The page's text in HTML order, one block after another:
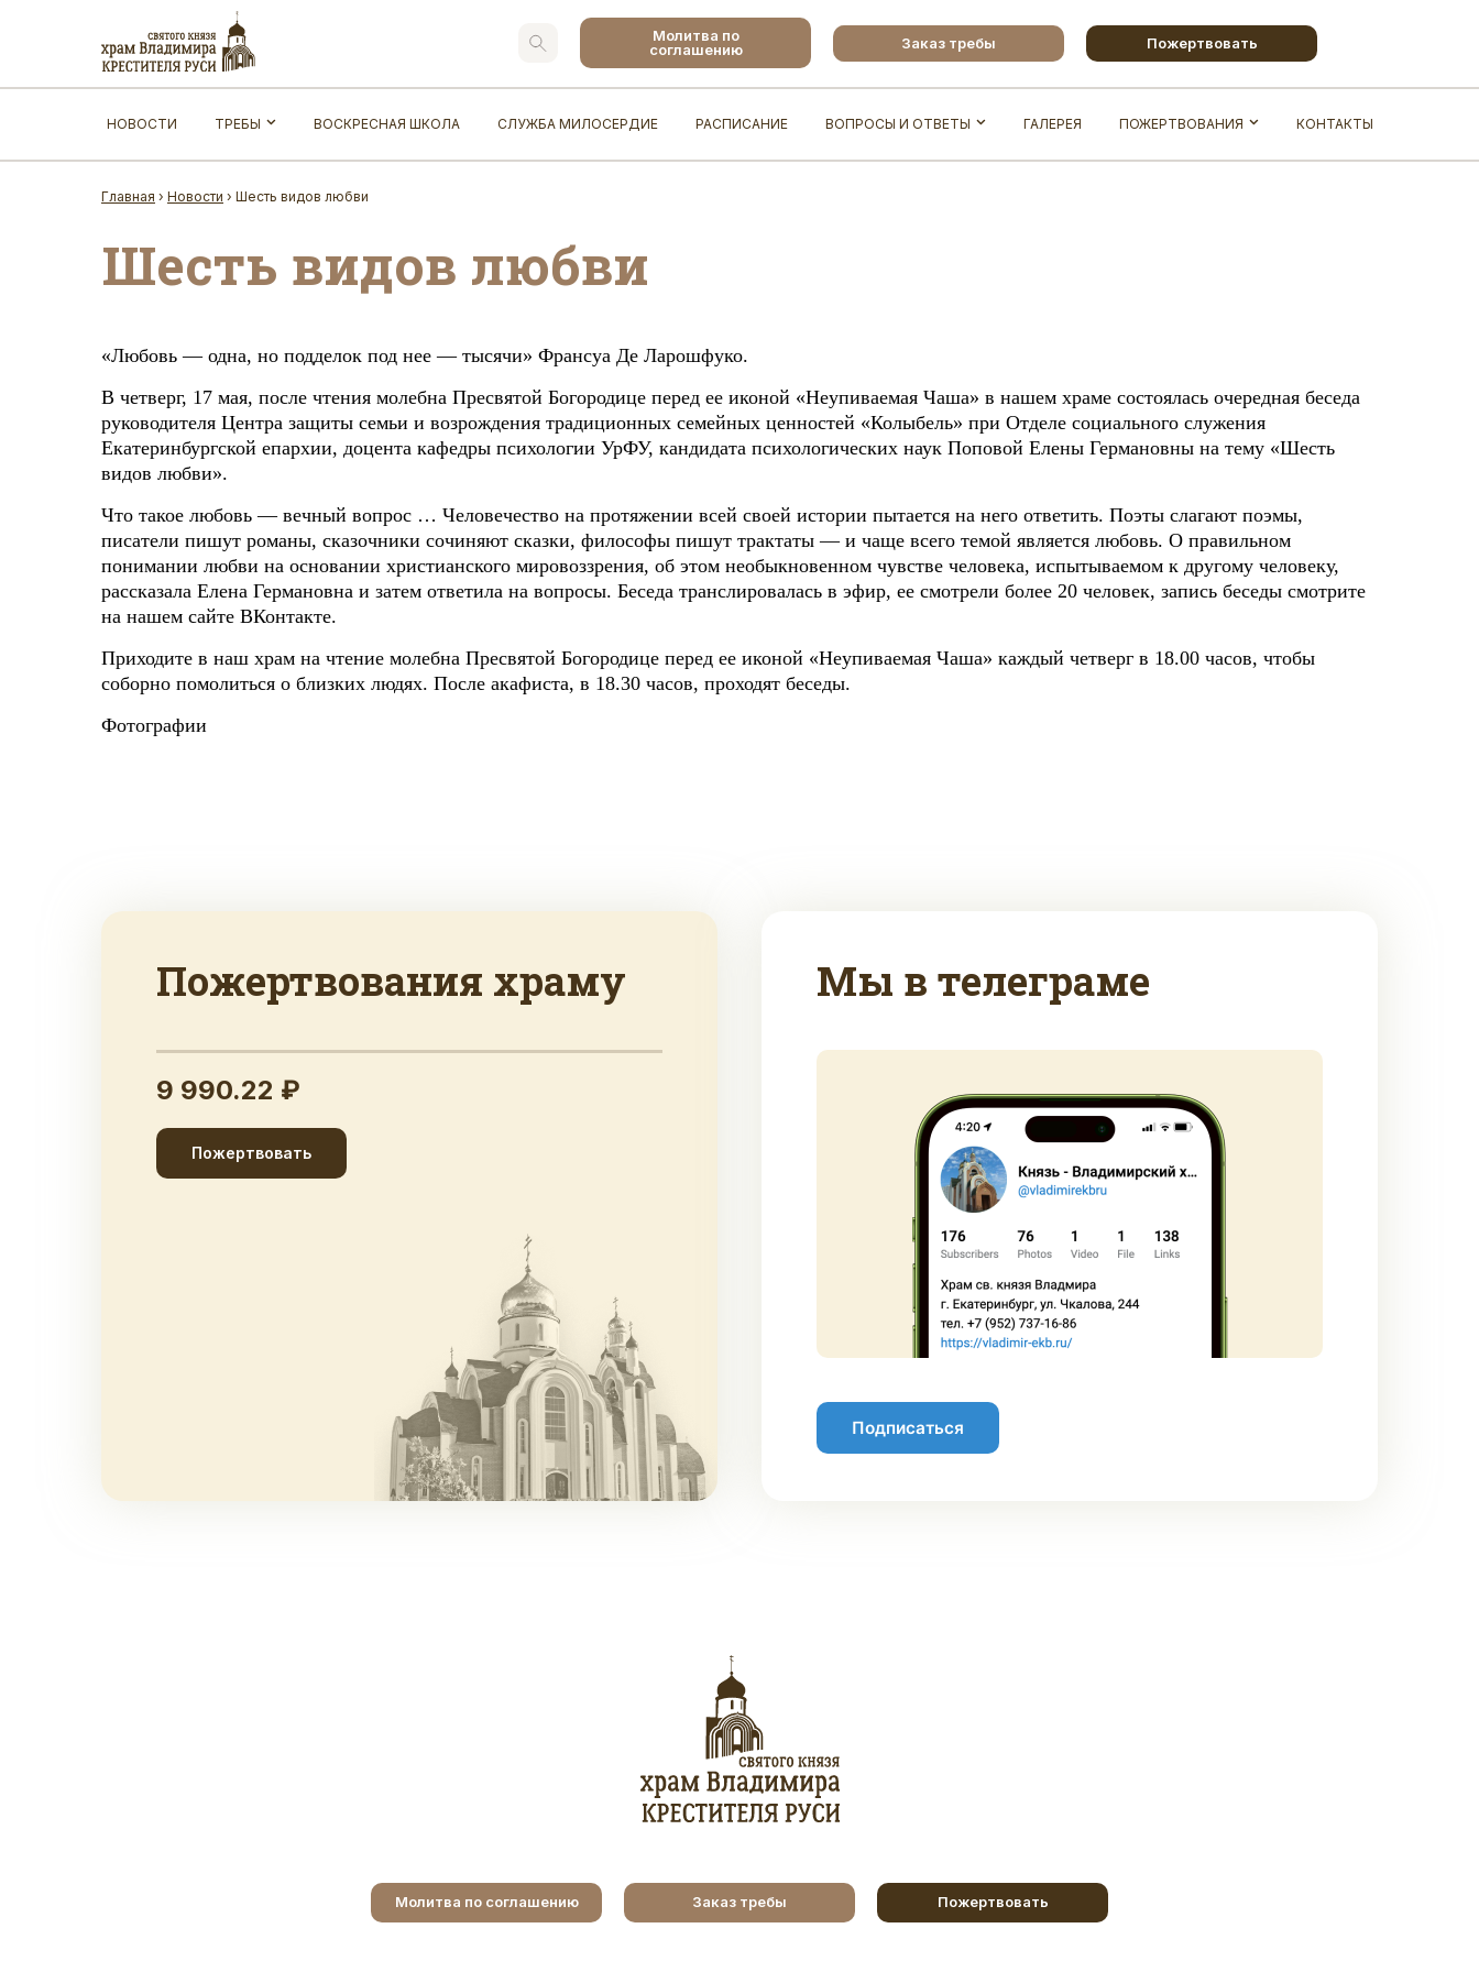
Молитва по
соглашению
Заказ требы Пожертвовать
НОВОСТИ ТРЕБЫ ВОСКРЕСНАЯ ШКОЛА СЛУЖБА МИЛОСЕРДИЕ РАСПИСАНИЕ ВОПРОСЫ И ОТВЕТЫ ГАЛЕРЕЯ ПОЖЕРТВОВАНИЯ КОНТАКТЫ
Главная › Новости › Шесть видов любви
Шесть видов любви
«Любовь — одна, но подделок под нее — тысячи» Франсуа Де Ларошфуко.
В четверг, 17 мая, после чтения молебна Пресвятой Богородице перед ее иконой «Неупиваемая Чаша» в нашем храме состоялась очередная беседа
руководителя Центра защиты семьи и возрождения традиционных семейных ценностей «Колыбель» при Отделе социального служения
Екатеринбургской епархии, доцента кафедры психологии УрФУ, кандидата психологических наук Поповой Елены Германовны на тему «Шесть
видов любви».
Что такое любовь — вечный вопрос … Человечество на протяжении всей своей истории пытается на него ответить. Поэты слагают поэмы,
писатели пишут романы, сказочники сочиняют сказки, философы пишут трактаты — и чаще всего темой является любовь. О правильном
понимании любви на основании христианского мировоззрения, об этом необыкновенном чувстве человека, испытываемом к другому человеку,
рассказала Елена Германовна и затем ответила на вопросы. Беседа транслировалась в эфир, ее смотрели более 20 человек, запись беседы смотрите
на нашем сайте ВКонтакте.
Приходите в наш храм на чтение молебна Пресвятой Богородице перед ее иконой «Неупиваемая Чаша» каждый четверг в 18.00 часов, чтобы
соборно помолиться о близких людях. После акафиста, в 18.30 часов, проходят беседы.
Фотографии
Пожертвования храму
9 990.22 ₽
Пожертвовать
Мы в телеграме
Подписаться
Молитва по соглашению Заказ требы Пожертвовать